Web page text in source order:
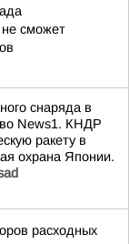
не сможет
снаряда в
News1. КНДР
ракету в
охрана Японии.
расходных